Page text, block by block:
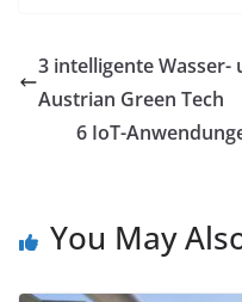
3 intelligente
Austrian Green Tech
6 IoT-
You May